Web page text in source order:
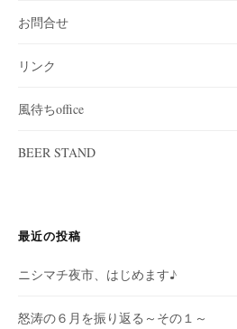
お問合せ
リンク
風待ちoffice
BEER STAND
最近の投稿
ニシマチ夜市、はじめます♪
怒涛の６月を振り返る～その１～